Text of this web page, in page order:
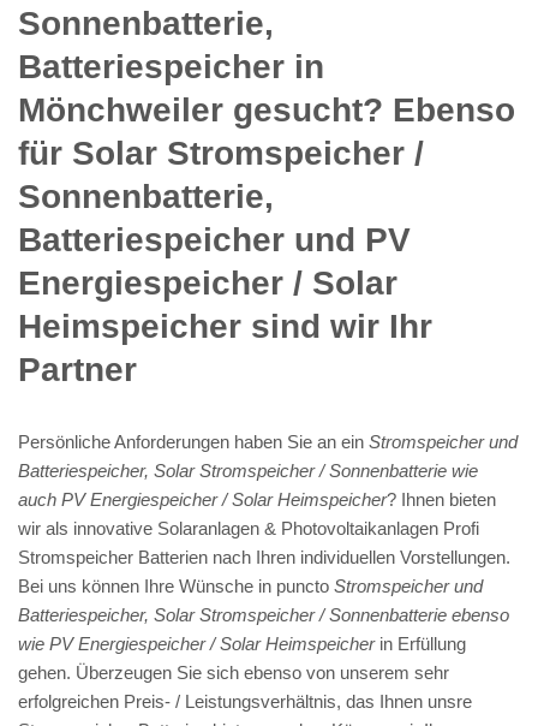
Sonnenbatterie,
Batteriespeicher in
Mönchweiler gesucht? Ebenso
für Solar Stromspeicher /
Sonnenbatterie,
Batteriespeicher und PV
Energiespeicher / Solar
Heimspeicher sind wir Ihr
Partner
Persönliche Anforderungen haben Sie an ein Stromspeicher und
Batteriespeicher, Solar Stromspeicher / Sonnenbatterie wie
auch PV Energiespeicher / Solar Heimspeicher? Ihnen bieten
wir als innovative Solaranlagen & Photovoltaikanlagen Profi
Stromspeicher Batterien nach Ihren individuellen Vorstellungen.
Bei uns können Ihre Wünsche in puncto Stromspeicher und
Batteriespeicher, Solar Stromspeicher / Sonnenbatterie ebenso
wie PV Energiespeicher / Solar Heimspeicherin Erfüllung
gehen. Überzeugen Sie sich ebenso von unserem sehr
erfolgreichen Preis- / Leistungsverhältnis, das Ihnen unsre